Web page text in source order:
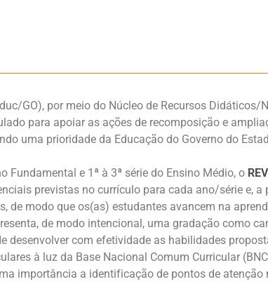
GO), por meio do Núcleo de Recursos Didáticos/
para apoiar as ações de recomposição e
uma prioridade da Educação do Governo do
Fundamental e 1ª à 3ª série do Ensino Médio, o
previstas no currículo para cada ano/série e,
de modo que os(as) estudantes avancem na
de modo intencional, uma gradação como
desenvolver com efetividade as habilidades
à luz da Base Nacional Comum Curricular
importância a identificação de pontos de